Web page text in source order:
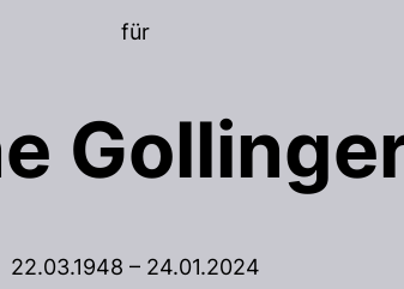
für
22.03.1948 – 24.01.2024